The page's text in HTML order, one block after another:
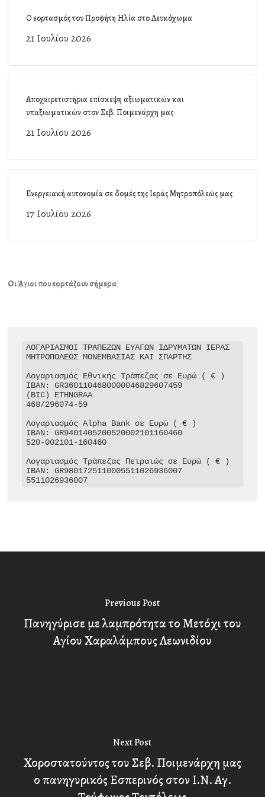
Ο εορτασμός του Προφήτη Ηλία στο Λευκόχωμα
21 Ιουλίου 2026
Αποχαιρετιστήρια επίσκεψη αξιωματικών και
υπαξιωματικών στον Σεβ. Ποιμενάρχη μας
21 Ιουλίου 2026
Ενεργειακή αυτονομία σε δομές της Ιεράς Μητροπόλεώς μας
17 Ιουλίου 2026
Οι Άγιοι που εορτάζουν σήμερα
ΛΟΓΑΡΙΑΣΜΟΙ ΤΡΑΠΕΖΩΝ ΕΥΑΓΩΝ ΙΔΡΥΜΑΤΩΝ ΙΕΡΑΣ
ΜΗΤΡΟΠΟΛΕΩΣ ΜΟΝΕΜΒΑΣΙΑΣ ΚΑΙ ΣΠΑΡΤΗΣ
Λογαριασμός Εθνικής Τράπεζας σε Ευρώ ( € )
IBAN: GR3601104680000046829607459
(BIC) ETHNGRAA
468/296074-59
Λογαριασμός Alpha Bank σε Ευρώ ( € )
IBAN: GR9401405200520002101160460
520-002101-160460
Λογαριασμός Τράπεζας Πειραιώς σε Ευρώ ( € )
IBAN: GR9801725110005511026936007
5511026936007
Previous Post
Πανηγύρισε με λαμπρότητα το Μετόχι του
Αγίου Χαραλάμπους Λεωνιδίου
Next Post
Χοροστατούντος του Σεβ. Ποιμενάρχη μας
ο πανηγυρικός Εσπερινός στον Ι.Ν. Αγ.